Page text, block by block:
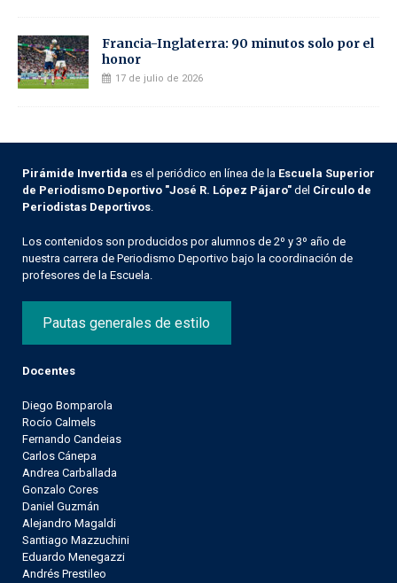
Francia-Inglaterra: 90 minutos solo por el
honor
17 de julio de 2026
Pirámide Invertida es el periódico en línea de la Escuela Superior
de Periodismo Deportivo "José R. López Pájaro" del Círculo de
Periodistas Deportivos.
Los contenidos son producidos por alumnos de 2º y 3º año de
nuestra carrera de Periodismo Deportivo bajo la coordinación de
profesores de la Escuela.
Pautas generales de estilo
Docentes
Diego Bomparola
Rocío Calmels
Fernando Candeias
Carlos Cánepa
Andrea Carballada
Gonzalo Cores
Daniel Guzmán
Alejandro Magaldi
Santiago Mazzuchini
Eduardo Menegazzi
Andrés Prestileo